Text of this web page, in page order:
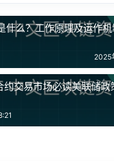
什么？工作原理及运作
2025
约交易市场必读美联储政